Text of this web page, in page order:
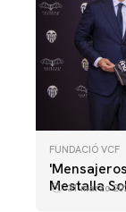
FUNDACIÓ VCF
Mestalla
31 marzo